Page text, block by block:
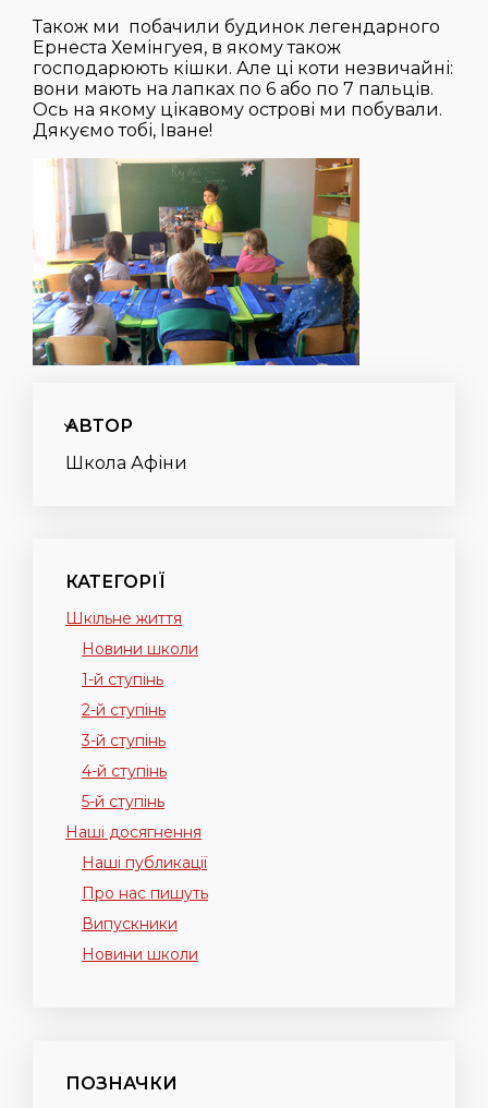
Також ми побачили будинок легендарного
Ернеста Хемінгуея, в якому також
господарюють кішки. Але ці коти незвичайні:
вони мають на лапках по 6 або по 7 пальців.
Ось на якому цікавому острові ми побували.
Дякуємо тобі, Іване!
АВТОР
Школа Афіни
КАТЕГОРІЇ
Шкільне життя
Новини школи
1-й ступінь
2-й ступінь
3-й ступінь
4-й ступінь
5-й ступінь
Наші досягнення
Наші публикації
Про нас пишуть
Випускники
Новини школи
ПОЗНАЧКИ